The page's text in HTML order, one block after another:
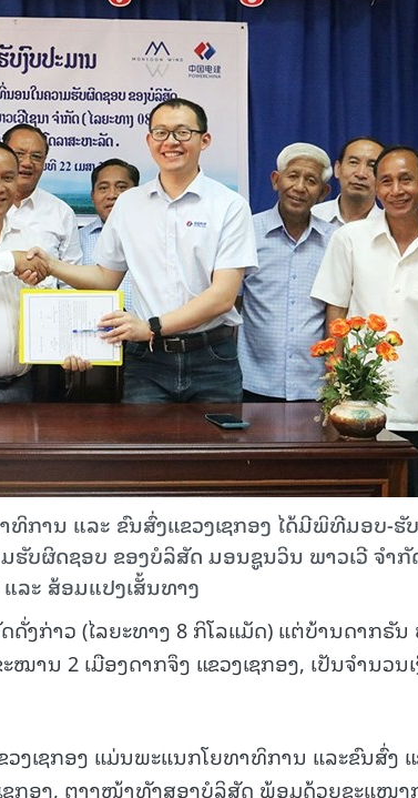
ການ ແລະ ຂົນສົ່ງແຂວງເຊກອງ ໄດ້ມີພິທີມອບ-ຮັ
ຮັບຜິດຊອບ ຂອງບໍລິສັດ ມອນຊູນວິນ ພາວເວີ ຈໍາກັ
ລະ ສ້ອມແປງເສັ້ນທາງ
ງກ່າວ (ໄລຍະທາງ 8 ກິໂລແມັດ) ແຕ່ບ້ານດາກຣັນ
ານ 2 ເມືອງດາກຈຶງ ແຂວງເຊກອງ, ເປັນຈໍານວນ
ເຊກອງ ແມ່ນພະແນກໂຍທາທິການ ແລະຂົນສົ່ງ ແ
ຊກອງ, ຕາງໜ້າທັງສອງບໍລິສັດ ພ້ອມດ້ວຍຂະແໜງ